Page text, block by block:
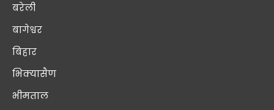
बरेली
बागेश्वर
बिहार
भिक्यासैण
भीमताल